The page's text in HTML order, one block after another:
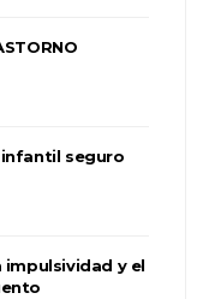
infantil seguro
y el